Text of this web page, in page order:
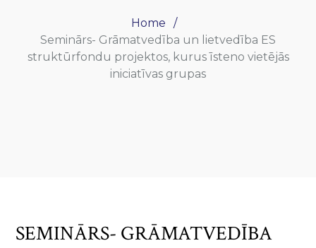
Home
Seminārs- Grāmatvedība un lietvedība ES
struktūrfondu projektos, kurus īsteno vietējās
iniciatīvas grupas
SEMINĀRS- GRĀMATVEDĪBA